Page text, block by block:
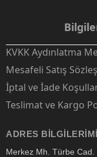
KVKK Aydınlatma
Mesafeli Satış
İptal ve İade
Teslimat ve Kargo
ADRES
Merkez Mh. Türbe Cad.